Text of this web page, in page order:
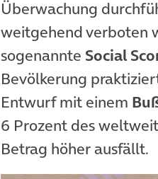
Überwachung
weitgehend verboten
sogenannte Social
Bevölkerung
Entwurf mit einem
6 Prozent des
Betrag höher ausfällt.